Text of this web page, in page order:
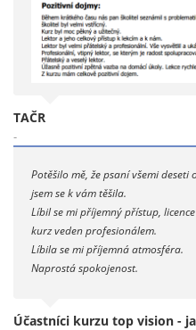
TAČR
-
Potěšilo mě, že psaní všemi
jsem se k vám těšila.
Líbil se mi příjemný přístup,
kurz veden profesionálem.
Líbila se mi příjemná atmosféra.
Naprostá spokojenost.
Účastníci kurzu top vision -